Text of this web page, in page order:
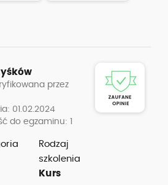
przez
01.02.2024
do egzaminu: 1
Rodzaj
szkolenia
Kurs